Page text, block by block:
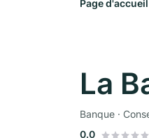
Page d'accueil
La
Banque ·
0.0